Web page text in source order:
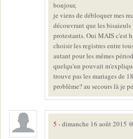
bonjour,
je viens de débloquer mes
découvrant que les bisaieuls
protestants. Oui MAIS c'est
choisir les registres entre
autant pour les mêmes
quelqu'un pouvait
trouve pas les mariages de
problème? au secours là je
5 - dimanche 16 août 2015